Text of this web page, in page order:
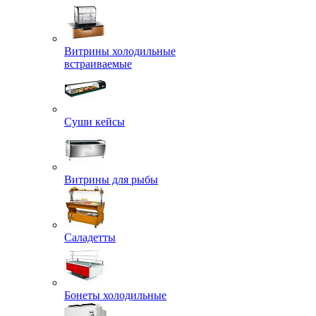
Витрины холодильные
встраиваемые
Суши кейсы
Витрины для рыбы
Саладетты
Бонеты холодильные